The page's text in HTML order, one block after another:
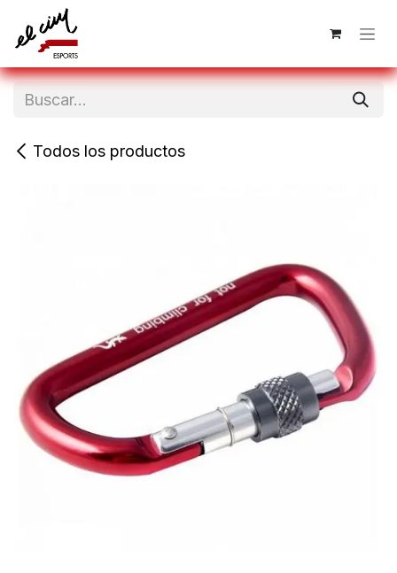
Ir al contenido
Todos los productos